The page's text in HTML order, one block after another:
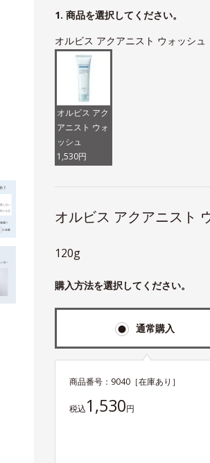
1. 商品を選択してください。
オルビス アクアニスト ウォッシュ
オルビス アク
アニスト ウォ
ッシュ
1,530円
オルビス アクアニスト
120g
購入方法を選択してください。
通常購入
商品番号： 9040 ［在庫あり］
税込1,530円